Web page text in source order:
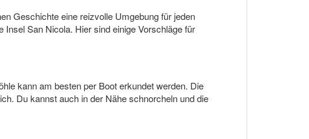
Geschichte eine reizvolle Umgebung für jeden
San Nicola. Hier sind einige Vorschläge für
kann am besten per Boot erkundet werden. Die
Du kannst auch in der Nähe schnorcheln und die